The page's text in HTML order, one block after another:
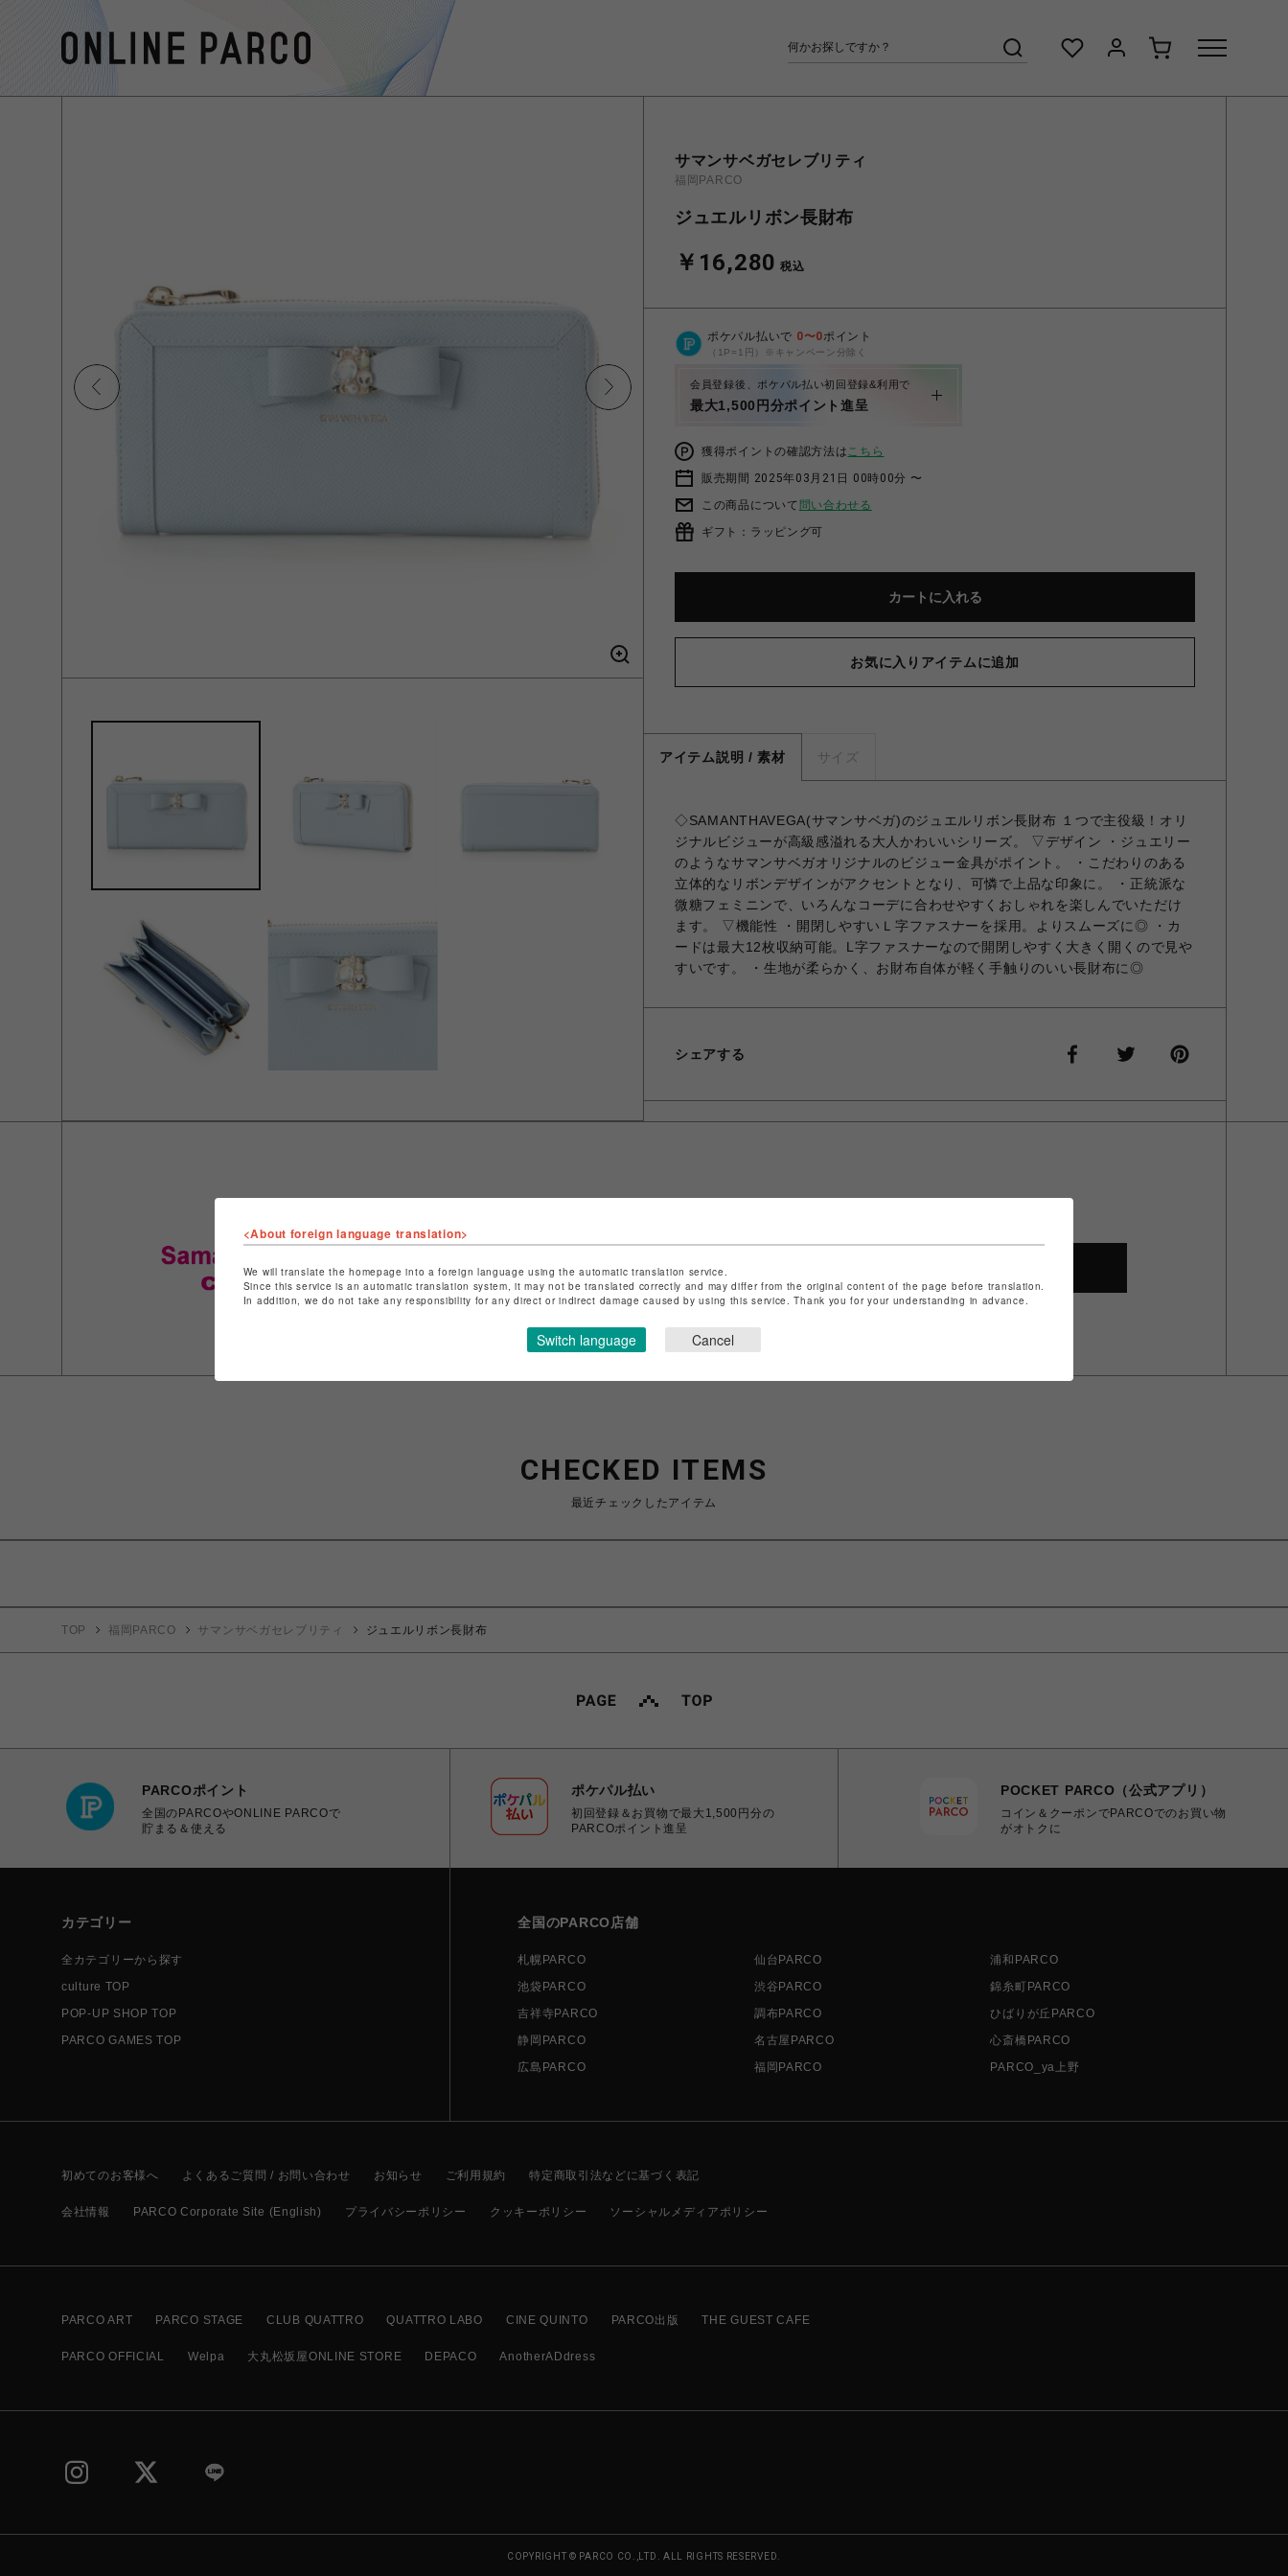
サマンサベガセレブリティ
福岡PARCO
ジュエルリボン長財布
￥16,280 税込
ポケパル払いで 0〜0ポイント
（1P=1円）※キャンペーン分除く
会員登録後、ポケパル払い初回登録&利用で
最大1,500円分ポイント進呈
獲得ポイントの確認方法はこちら
販売期間 2025年03月21日 00時00分 〜
この商品について 問い合わせる
ギフト：ラッピング可
カートに入れる
お気に入りアイテムに追加
アイテム説明 / 素材 サイズ
◇SAMANTHAVEGA(サマンサベガ)のジュエルリボン長財布 １つで主役級！オリ
ジナルビジューが高級感溢れる大人かわいいシリーズ。 ▽デザイン ・ジュエリー
のようなサマンサベガオリジナルのビジュー金具がポイント。 ・こだわりのある
立体的なリボンデザインがアクセントとなり、可憐で上品な印象に。 ・正統派な
微糖フェミニンで、いろんなコーデに合わせやすくおしゃれを楽しんでいただけ
ます。 ▽機能性 ・開閉しやすいＬ字ファスナーを採用。よりスムーズに◎ ・カ
ードは最大12枚収納可能。L字ファスナーなので開閉しやすく大きく開くので見や
すいです。 ・生地が柔らかく、お財布自体が軽く手触りのいい長財布に◎
シェアする
店舗名
福岡PARCO
特定商取引法など法令に基づく表記はこちら
CHECKED ITEMS
最近チェックしたアイテム
TOP 福岡PARCO サマンサベガセレブリティ ジュエルリボン長財布
PARCOポイント
全国のPARCOやONLINE PARCOで
貯まる＆使える
ポケパル払い
初回登録＆お買物で最大1,500円分の
PARCOポイント進呈
POCKET PARCO（公式アプリ）
コイン＆クーポンでPARCOでのお買い物
がオトクに
カテゴリー
全カテゴリーから探す
culture TOP
POP-UP SHOP TOP
PARCO GAMES TOP
全国のPARCO店舗
札幌PARCO 仙台PARCO
浦和PARCO
池袋PARCO
渋谷PARCO
錦糸町PARCO
吉祥寺PARCO
調布PARCO
ひばりが丘PARCO
静岡PARCO
名古屋PARCO
心斎橋PARCO
広島PARCO
福岡PARCO PARCO_ya上野
初めてのお客様へ よくあるご質問 / お問い合わせ お知らせ ご利用規約 特定商取引法などに基づく表記
会社情報 PARCO Corporate Site (English) プライバシーポリシー クッキーポリシー ソーシャルメディアポリシー
PARCO ART PARCO STAGE CLUB QUATTRO QUATTRO LABO CINE QUINTO PARCO出版 THE GUEST CAFE
PARCO OFFICIAL Welpa 大丸松坂屋ONLINE STORE DEPACO AnotherADdress
COPYRIGHT © PARCO CO.,LTD. ALL RIGHTS RESERVED.
<About foreign language translation>
We will translate the homepage into a foreign language using the automatic translation service.
Since this service is an automatic translation system, it may not be translated correctly and may differ from the original content of the page before translation.
In addition, we do not take any responsibility for any direct or indirect damage caused by using this service. Thank you for your understanding in advance.
Switch language Cancel